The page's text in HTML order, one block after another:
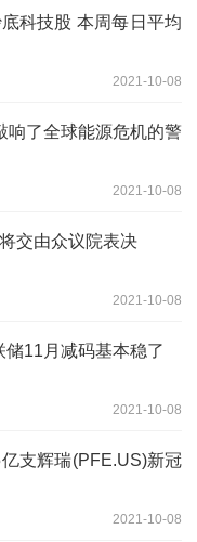
科技股 本周每日平均
2021-10-08
响了全球能源危机的警
2021-10-08
交由众议院表决
2021-10-08
11月减码基本稳了
2021-10-08
支辉瑞(PFE.US)新冠
2021-10-08